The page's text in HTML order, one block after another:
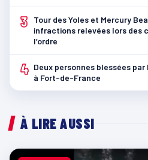
3
Tour des Yoles et Mercury
infractions relevées lors des
l’ordre
4 Deux personnes blessées
à Fort-de-France
À LIRE AUSSI